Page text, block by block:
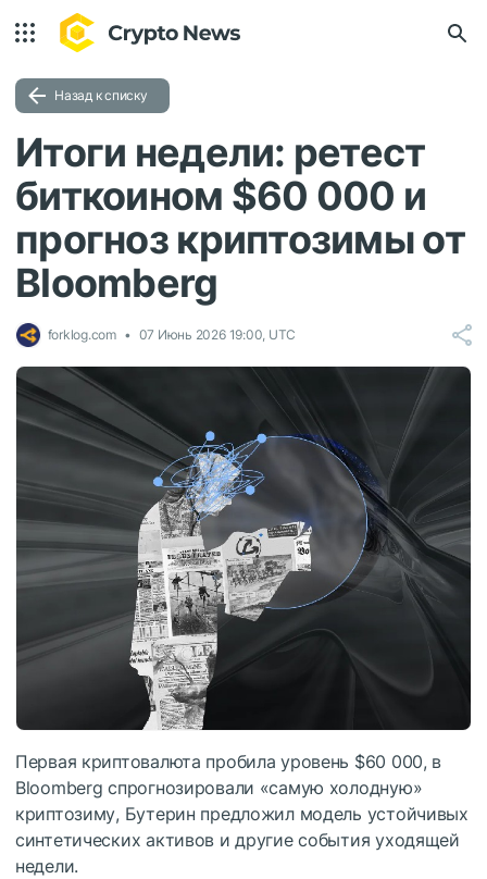
Назад к списку
Итоги недели: ретест
биткоином $60 000 и
прогноз криптозимы от
Bloomberg
forklog.com 07 Июнь 2026 19:00, UTC
Первая криптовалюта пробила уровень $60 000, в
Bloomberg спрогнозировали «самую холодную»
криптозиму, Бутерин предложил модель устойчивых
синтетических активов и другие события уходящей
недели.